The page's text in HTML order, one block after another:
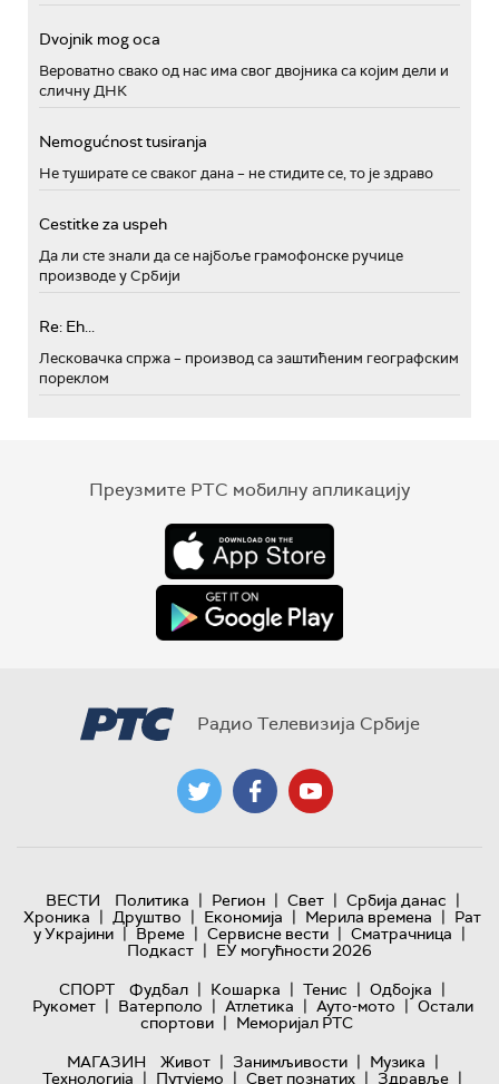
Dvojnik mog oca
Вероватно свако од нас има свог двојника са којим дели и
сличну ДНК
Nemogućnost tusiranja
Не туширате се сваког дана – не стидите се, то је здраво
Cestitke za uspeh
Да ли сте знали да се најбоље грамофонске ручице
производе у Србији
Re: Eh...
Лесковачка спржа – производ са заштићеним географским
пореклом
Преузмите РТС мобилну апликацију
Радио Телевизија Србије
ВЕСТИ Политика | Регион | Свет | Србија данас |
Хроника | Друштво | Економија | Мерила времена | Рат
у Украјини | Време | Сервисне вести | Сматрачница |
Подкаст | ЕУ могућности 2026
СПОРТ
Фудбал | Кошарка | Тенис | Одбојка |
Рукомет | Ватерполо | Атлетика | Ауто-мото | Остали
спортови | Меморијал РТС
МАГАЗИН
Живот | Занимљивости | Музика |
Технологијa | Путујемо | Свет познатих | Здравље |